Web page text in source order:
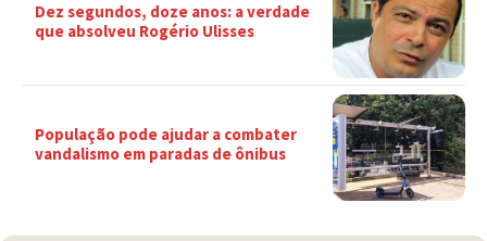
Dez segundos, doze anos: a verdade
que absolveu Rogério Ulisses
População pode ajudar a combater
vandalismo em paradas de ônibus